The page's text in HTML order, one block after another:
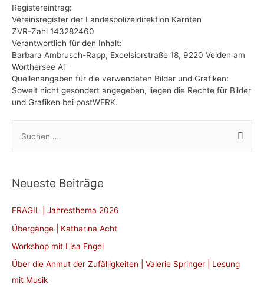
Registereintrag:
Vereinsregister der Landespolizeidirektion Kärnten
ZVR-Zahl 143282460
Verantwortlich für den Inhalt:
Barbara Ambrusch-Rapp, Excelsiorstraße 18, 9220 Velden am
Wörthersee AT
Quellenangaben für die verwendeten Bilder und Grafiken:
Soweit nicht gesondert angegeben, liegen die Rechte für Bilder
und Grafiken bei postWERK.
n
n
Neueste Beiträge
FRAGIL | Jahresthema 2026
Übergänge | Katharina Acht
Workshop mit Lisa Engel
Über die Anmut der Zufälligkeiten | Valerie Springer | Lesung
mit Musik